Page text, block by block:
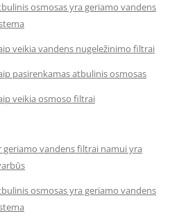
osmosas yra geriamo vandens
veikia vandens nugeležinimo filtrai
pasirenkamas atbulinis osmosas
veikia osmoso filtrai
geriamo vandens filtrai namui yra
osmosas yra geriamo vandens